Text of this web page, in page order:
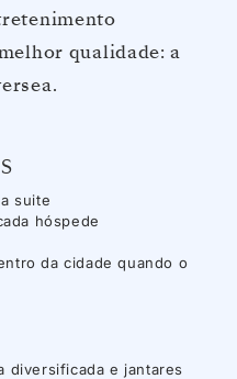
qualidade: a
suite
hóspede
da cidade quando o
diversificada e jantares